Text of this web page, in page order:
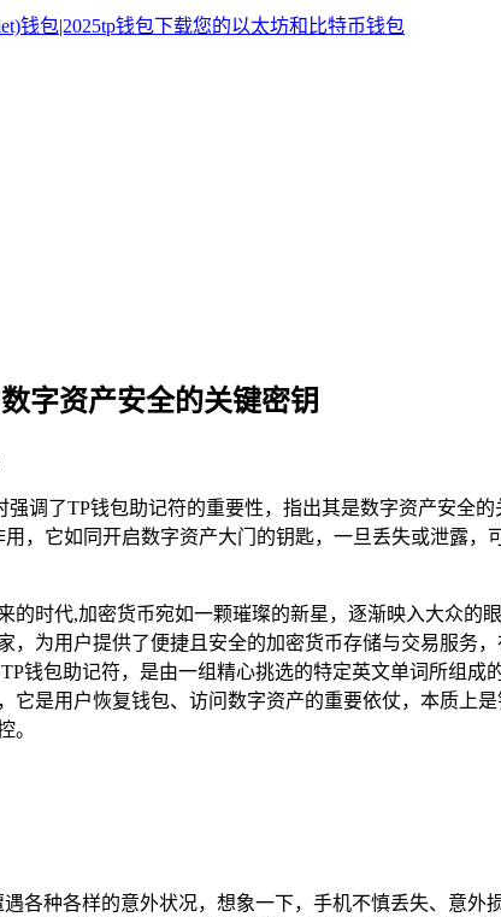
字资产安全的关键密钥
强调了TP钱包助记符的重要性，指出其是数字资产安全
，它如同开启数字资产大门的钥匙，一旦丢失或泄露
的时代,加密货币宛如一颗璀璨的新星，逐渐映入大众
为用户提供了便捷且安全的加密货币存储与交易服务，
钱包助记符，是由一组精心挑选的特定英文单词所组
它是用户恢复钱包、访问数字资产的重要依仗，本质上
。
各种各样的意外状况，想象一下，手机不慎丢失、意